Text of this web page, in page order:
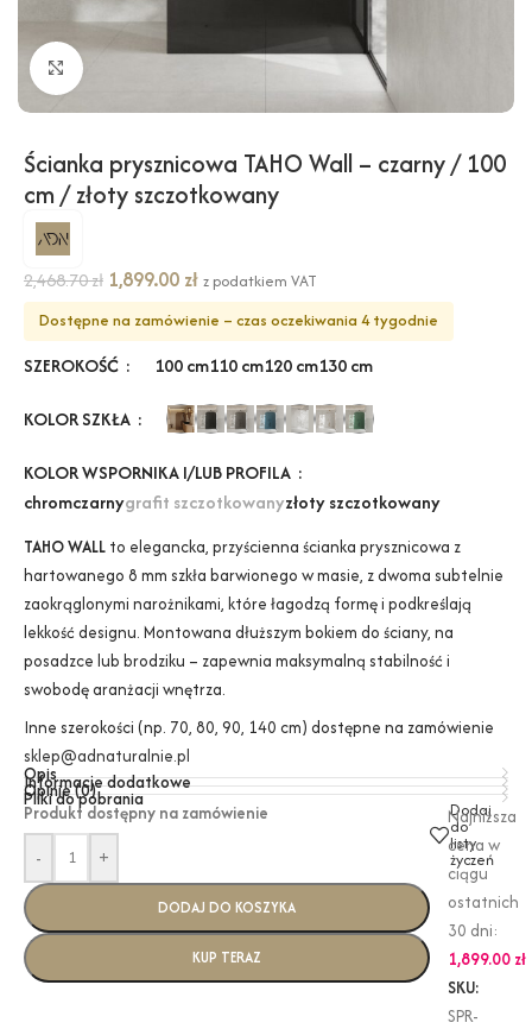
Kliknij, aby powiększyć
Ścianka prysznicowa TAHO Wall – czarny / 100
cm / złoty szczotkowany
2,468.70zł 1,899.00 zł z podatkiem VAT
Dostępne na zamówienie – czas oczekiwania 4 tygodnie
SZEROKOŚĆ 100 cm110 cm120 cm130 cm
KOLOR SZKŁA
KOLOR WSPORNIKA I/LUB PROFILA
chromczarnygrafit szczotkowanyzłoty szczotkowany
TAHO WALL to elegancka, przyścienna ścianka prysznicowa z
hartowanego 8 mm szkła barwionego w masie, z dwoma subtelnie
zaokrąglonymi narożnikami, które łagodzą formę i podkreślają
lekkość designu. Montowana dłuższym bokiem do ściany, na
posadzce lub brodziku – zapewnia maksymalną stabilność i
swobodę aranżacji wnętrza.
Inne szerokości (np. 70, 80, 90, 140 cm) dostępne na zamówienie
sklep@adnaturalnie.pl
Opis
Informacje dodatkowe
Opinie (0)
Pliki do pobrania
Produkt dostępny na zamówienie
-
+
DODAJ DO KOSZYKA
KUP TERAZ
Dodaj
do
listy
życzeń
Najniższa
cena w
ciągu
ostatnich
30 dni:
1,899.00 zł
SKU:
SPR-